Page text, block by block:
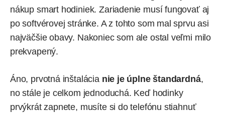
nákup smart hodiniek. Zariadenie musí fungovať aj
po softvérovej stránke. A z tohto som mal sprvu asi
najväčšie obavy. Nakoniec som ale ostal veľmi milo
prekvapený.
Áno, prvotná inštalácia nie je úplne štandardná,
no stále je celkom jednoduchá. Keď hodinky
prvýkrát zapnete, musíte si do telefónu stiahnuť